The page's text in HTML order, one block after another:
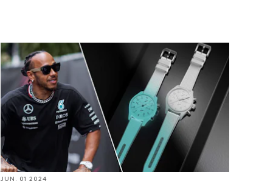
Introducing: IWC 初の完全夜光セラミック製コンセ
プトウォッチを発表
JUN. 01 2024